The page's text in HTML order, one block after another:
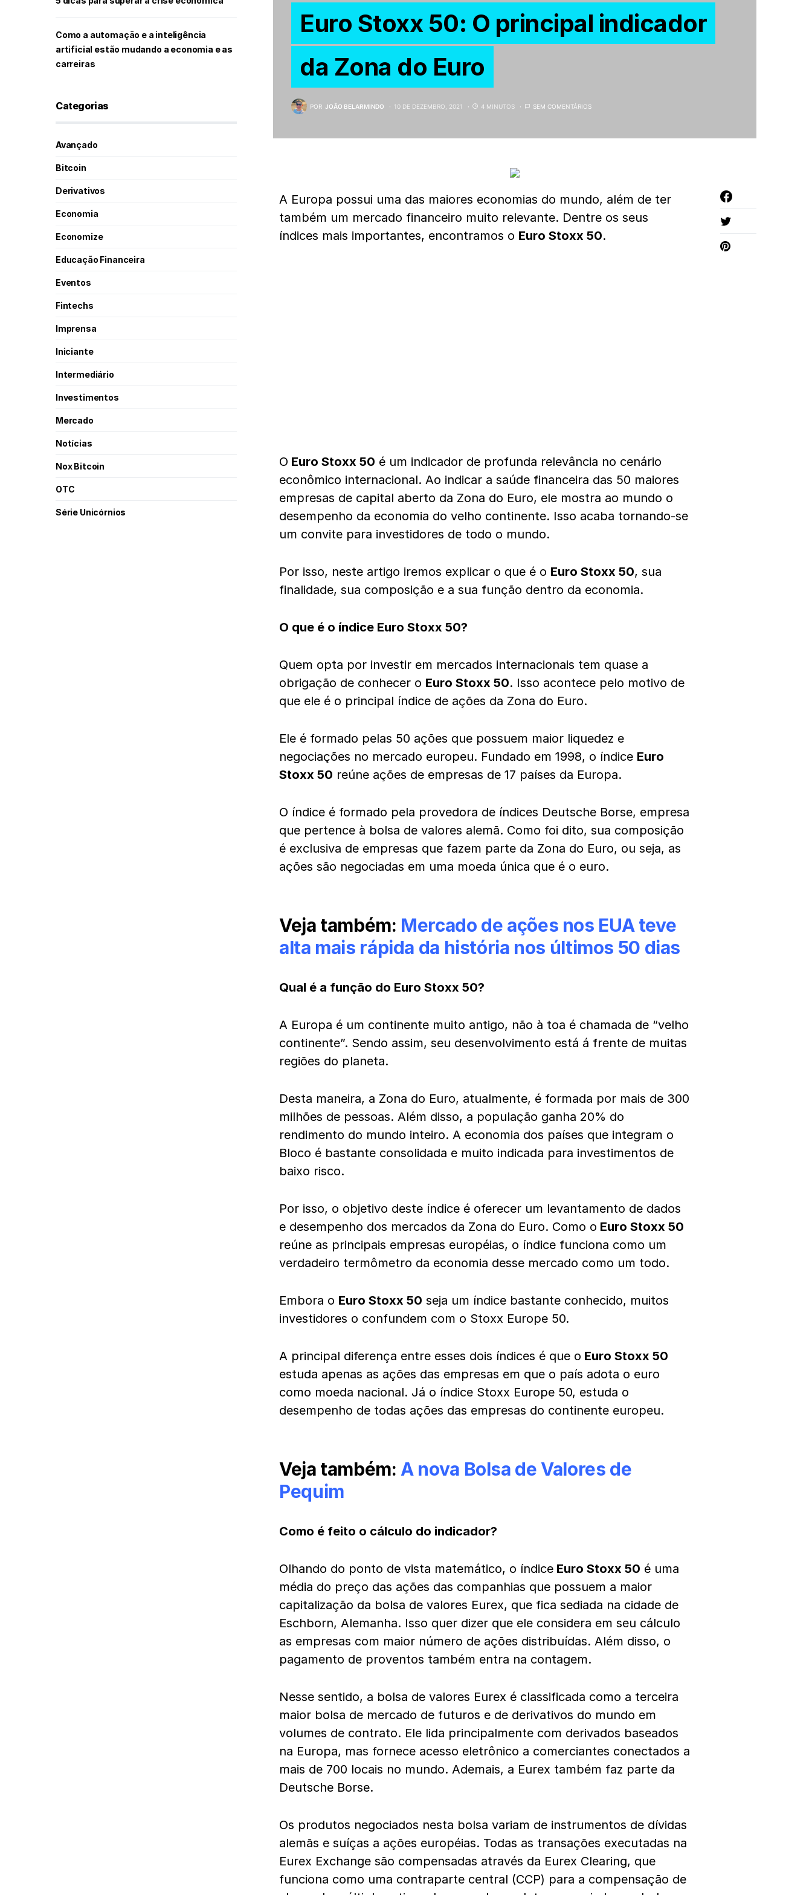
Euro Stoxx 50: O principal indicador
da Zona do Euro
POR JOÃO BELARMINDO 10 DE DEZEMBRO, 2021 4 MINUTOS SEM COMENTÁRIOS
A Europa possui uma das maiores economias do mundo, além de ter
também um mercado financeiro muito relevante. Dentre os seus
índices mais importantes, encontramos o Euro Stoxx 50.
O Euro Stoxx 50 é um indicador de profunda relevância no cenário
econômico internacional. Ao indicar a saúde financeira das 50 maiores
empresas de capital aberto da Zona do Euro, ele mostra ao mundo o
desempenho da economia do velho continente. Isso acaba tornando-se
um convite para investidores de todo o mundo.
Por isso, neste artigo iremos explicar o que é o Euro Stoxx 50, sua
finalidade, sua composição e a sua função dentro da economia.
O que é o índice Euro Stoxx 50?
Quem opta por investir em mercados internacionais tem quase a
obrigação de conhecer o Euro Stoxx 50. Isso acontece pelo motivo de
que ele é o principal índice de ações da Zona do Euro.
Ele é formado pelas 50 ações que possuem maior liquedez e
negociações no mercado europeu. Fundado em 1998, o índice Euro
Stoxx 50 reúne ações de empresas de 17 países da Europa.
O índice é formado pela provedora de índices Deutsche Borse, empresa
que pertence à bolsa de valores alemã. Como foi dito, sua composição
é exclusiva de empresas que fazem parte da Zona do Euro, ou seja, as
ações são negociadas em uma moeda única que é o euro.
Veja também: Mercado de ações nos EUA teve
alta mais rápida da história nos últimos 50 dias
Qual é a função do Euro Stoxx 50?
A Europa é um continente muito antigo, não à toa é chamada de “velho
continente”. Sendo assim, seu desenvolvimento está á frente de muitas
regiões do planeta.
Desta maneira, a Zona do Euro, atualmente, é formada por mais de 300
milhões de pessoas. Além disso, a população ganha 20% do
rendimento do mundo inteiro. A economia dos países que integram o
Bloco é bastante consolidada e muito indicada para investimentos de
baixo risco.
Por isso, o objetivo deste índice é oferecer um levantamento de dados
e desempenho dos mercados da Zona do Euro. Como o Euro Stoxx 50
reúne as principais empresas européias, o índice funciona como um
verdadeiro termômetro da economia desse mercado como um todo.
Embora o Euro Stoxx 50 seja um índice bastante conhecido, muitos
investidores o confundem com o Stoxx Europe 50.
A principal diferença entre esses dois índices é que o Euro Stoxx 50
estuda apenas as ações das empresas em que o país adota o euro
como moeda nacional. Já o índice Stoxx Europe 50, estuda o
desempenho de todas ações das empresas do continente europeu.
Veja também: A nova Bolsa de Valores de
Pequim
Como é feito o cálculo do indicador?
Olhando do ponto de vista matemático, o índice Euro Stoxx 50 é uma
média do preço das ações das companhias que possuem a maior
capitalização da bolsa de valores Eurex, que fica sediada na cidade de
Eschborn, Alemanha. Isso quer dizer que ele considera em seu cálculo
as empresas com maior número de ações distribuídas. Além disso, o
pagamento de proventos também entra na contagem.
Nesse sentido, a bolsa de valores Eurex é classificada como a terceira
maior bolsa de mercado de futuros e de derivativos do mundo em
volumes de contrato. Ele lida principalmente com derivados baseados
na Europa, mas fornece acesso eletrônico a comerciantes conectados a
mais de 700 locais no mundo. Ademais, a Eurex também faz parte da
Deutsche Borse.
Os produtos negociados nesta bolsa variam de instrumentos de dívidas
alemãs e suíças a ações européias. Todas as transações executadas na
Eurex Exchange são compensadas através da Eurex Clearing, que
funciona como uma contraparte central (CCP) para a compensação de
Como a automação e a inteligência
artificial estão mudando a economia e as
carreiras
Categorias
Avançado
Bitcoin
Derivativos
Economia
Economize
Educação Financeira
Eventos
Fintechs
Imprensa
Iniciante
Intermediário
Investimentos
Mercado
Notícias
Nox Bitcoin
OTC
Série Unicórnios